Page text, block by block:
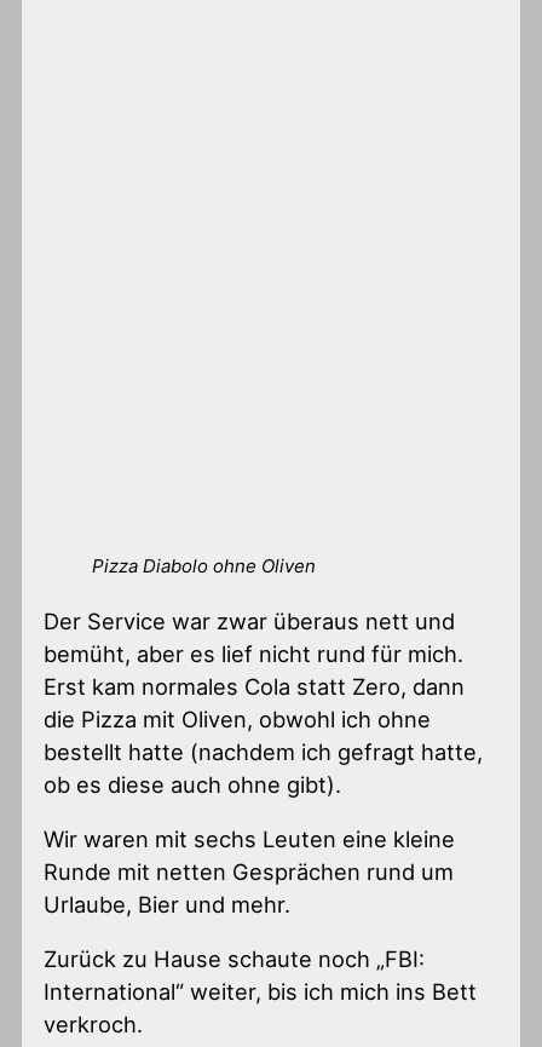
Pizza Diabolo ohne Oliven
Der Service war zwar überaus nett und
bemüht, aber es lief nicht rund für mich.
Erst kam normales Cola statt Zero, dann
die Pizza mit Oliven, obwohl ich ohne
bestellt hatte (nachdem ich gefragt hatte,
ob es diese auch ohne gibt).
Wir waren mit sechs Leuten eine kleine
Runde mit netten Gesprächen rund um
Urlaube, Bier und mehr.
Zurück zu Hause schaute noch „FBI:
International“ weiter, bis ich mich ins Bett
verkroch.